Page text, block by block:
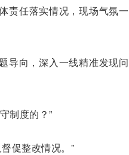
责任落实情况，现场气氛一
导向，深入一线精准发现问
制度的？”
促整改情况。”